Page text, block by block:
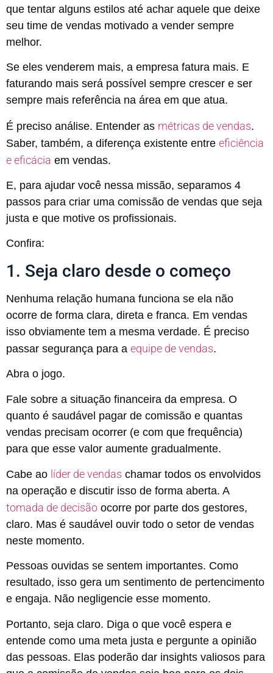
que tentar alguns estilos até achar aquele que deixe
seu time de vendas motivado a vender sempre
melhor.
Se eles venderem mais, a empresa fatura mais. E
faturando mais será possível sempre crescer e ser
sempre mais referência na área em que atua.
É preciso análise. Entender as métricas de vendas.
Saber, também, a diferença existente entre eficiência
e eficácia em vendas.
E, para ajudar você nessa missão, separamos 4
passos para criar uma comissão de vendas que seja
justa e que motive os profissionais.
Confira:
1. Seja claro desde o começo
Nenhuma relação humana funciona se ela não
ocorre de forma clara, direta e franca. Em vendas
isso obviamente tem a mesma verdade. É preciso
passar segurança para a equipe de vendas.
Abra o jogo.
Fale sobre a situação financeira da empresa. O
quanto é saudável pagar de comissão e quantas
vendas precisam ocorrer (e com que frequência)
para que esse valor aumente gradualmente.
Cabe ao líder de vendas chamar todos os envolvidos
na operação e discutir isso de forma aberta. A
tomada de decisão ocorre por parte dos gestores,
claro. Mas é saudável ouvir todo o setor de vendas
neste momento.
Pessoas ouvidas se sentem importantes. Como
resultado, isso gera um sentimento de pertencimento
e engaja. Não negligencie esse momento.
Portanto, seja claro. Diga o que você espera e
entende como uma meta justa e pergunte a opinião
das pessoas. Elas poderão dar insights valiosos para